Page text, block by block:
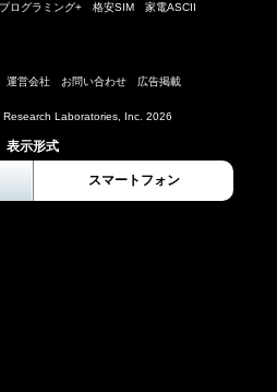
プログラミング+ 格安SIM 家電ASCII
運営会社 お問い合わせ 広告掲載
Laboratories, Inc. 2026
表示形式
スマートフォン